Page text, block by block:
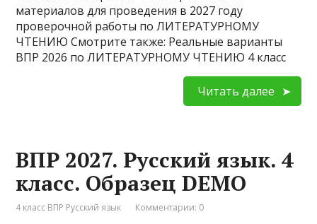
материалов для проведения в 2027 году
проверочной работы по ЛИТЕРАТУРНОМУ
ЧТЕНИЮ Смотрите также: Реальные варианты
ВПР 2026 по ЛИТЕРАТУРНОМУ ЧТЕНИЮ 4 класс
Читать далее
ВПР 2027. Русский язык. 4
класс. Образец DEMO
4 класс ВПР Русский язык Комментарии: 0